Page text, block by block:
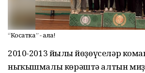
“Косатка” - алға!
2010-2013 йылғы йөҙөүселәр
ныҡышмалы көрәштә алтын